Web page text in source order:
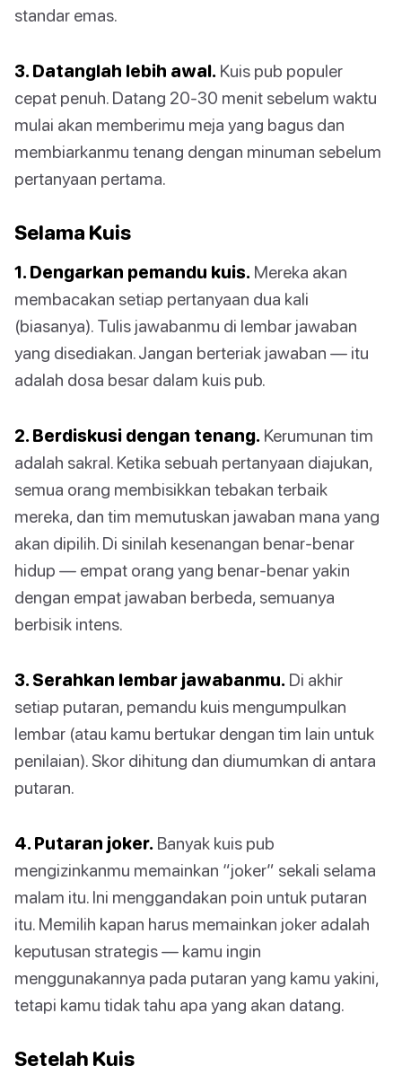
standar emas.
3. Datanglah lebih awal. Kuis pub populer
cepat penuh. Datang 20-30 menit sebelum waktu
mulai akan memberimu meja yang bagus dan
membiarkanmu tenang dengan minuman sebelum
pertanyaan pertama.
Selama Kuis
1. Dengarkan pemandu kuis. Mereka akan
membacakan setiap pertanyaan dua kali
(biasanya). Tulis jawabanmu di lembar jawaban
yang disediakan. Jangan berteriak jawaban — itu
adalah dosa besar dalam kuis pub.
2. Berdiskusi dengan tenang. Kerumunan tim
adalah sakral. Ketika sebuah pertanyaan diajukan,
semua orang membisikkan tebakan terbaik
mereka, dan tim memutuskan jawaban mana yang
akan dipilih. Di sinilah kesenangan benar-benar
hidup — empat orang yang benar-benar yakin
dengan empat jawaban berbeda, semuanya
berbisik intens.
3. Serahkan lembar jawabanmu. Di akhir
setiap putaran, pemandu kuis mengumpulkan
lembar (atau kamu bertukar dengan tim lain untuk
penilaian). Skor dihitung dan diumumkan di antara
putaran.
4. Putaran joker. Banyak kuis pub
mengizinkanmu memainkan “joker” sekali selama
malam itu. Ini menggandakan poin untuk putaran
itu. Memilih kapan harus memainkan joker adalah
keputusan strategis — kamu ingin
menggunakannya pada putaran yang kamu yakini,
tetapi kamu tidak tahu apa yang akan datang.
Setelah Kuis